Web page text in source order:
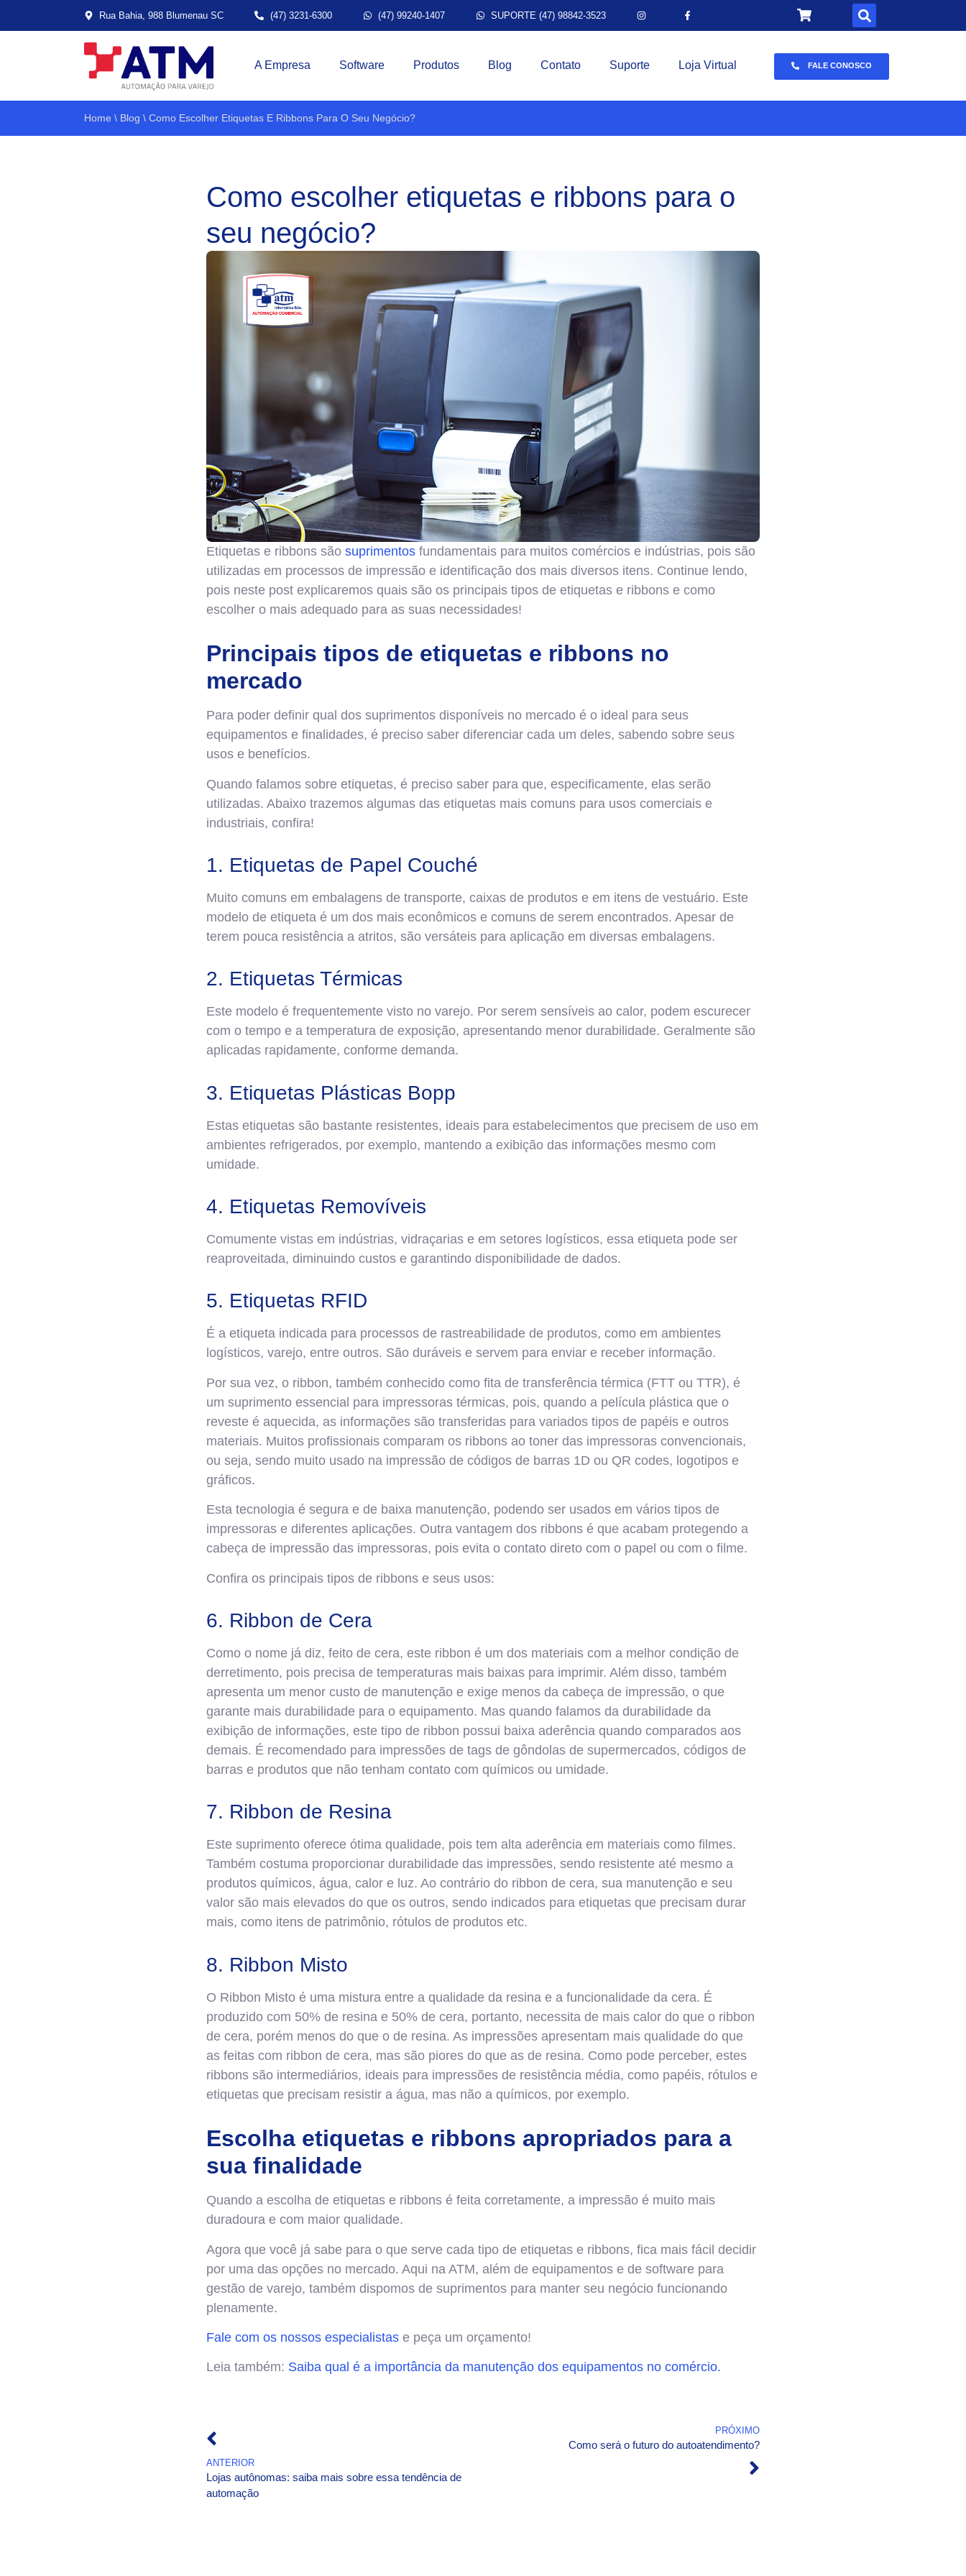
Rua Bahia, 988 Blumenau SC (47) 3231-6300 (47) 99240-1407 SUPORTE (47) 98842-3523
A Empresa Software Produtos Blog Contato Suporte Loja Virtual FALE CONOSCO
Home \ Blog \ Como Escolher Etiquetas E Ribbons Para O Seu Negócio?
Como escolher etiquetas e ribbons para o
seu negócio?
Etiquetas e ribbons são suprimentos fundamentais para muitos comércios e indústrias, pois são
utilizadas em processos de impressão e identificação dos mais diversos itens. Continue lendo,
pois neste post explicaremos quais são os principais tipos de etiquetas e ribbons e como
escolher o mais adequado para as suas necessidades!
Principais tipos de etiquetas e ribbons no
mercado
Para poder definir qual dos suprimentos disponíveis no mercado é o ideal para seus
equipamentos e finalidades, é preciso saber diferenciar cada um deles, sabendo sobre seus
usos e benefícios.
Quando falamos sobre etiquetas, é preciso saber para que, especificamente, elas serão
utilizadas. Abaixo trazemos algumas das etiquetas mais comuns para usos comerciais e
industriais, confira!
1. Etiquetas de Papel Couché
Muito comuns em embalagens de transporte, caixas de produtos e em itens de vestuário. Este
modelo de etiqueta é um dos mais econômicos e comuns de serem encontrados. Apesar de
terem pouca resistência a atritos, são versáteis para aplicação em diversas embalagens.
2. Etiquetas Térmicas
Este modelo é frequentemente visto no varejo. Por serem sensíveis ao calor, podem escurecer
com o tempo e a temperatura de exposição, apresentando menor durabilidade. Geralmente são
aplicadas rapidamente, conforme demanda.
3. Etiquetas Plásticas Bopp
Estas etiquetas são bastante resistentes, ideais para estabelecimentos que precisem de uso em
ambientes refrigerados, por exemplo, mantendo a exibição das informações mesmo com
umidade.
4. Etiquetas Removíveis
Comumente vistas em indústrias, vidraçarias e em setores logísticos, essa etiqueta pode ser
reaproveitada, diminuindo custos e garantindo disponibilidade de dados.
5. Etiquetas RFID
É a etiqueta indicada para processos de rastreabilidade de produtos, como em ambientes
logísticos, varejo, entre outros. São duráveis e servem para enviar e receber informação.
Por sua vez, o ribbon, também conhecido como fita de transferência térmica (FTT ou TTR), é
um suprimento essencial para impressoras térmicas, pois, quando a película plástica que o
reveste é aquecida, as informações são transferidas para variados tipos de papéis e outros
materiais. Muitos profissionais comparam os ribbons ao toner das impressoras convencionais,
ou seja, sendo muito usado na impressão de códigos de barras 1D ou QR codes, logotipos e
gráficos.
Esta tecnologia é segura e de baixa manutenção, podendo ser usados em vários tipos de
impressoras e diferentes aplicações. Outra vantagem dos ribbons é que acabam protegendo a
cabeça de impressão das impressoras, pois evita o contato direto com o papel ou com o filme.
Confira os principais tipos de ribbons e seus usos:
6. Ribbon de Cera
Como o nome já diz, feito de cera, este ribbon é um dos materiais com a melhor condição de
derretimento, pois precisa de temperaturas mais baixas para imprimir. Além disso, também
apresenta um menor custo de manutenção e exige menos da cabeça de impressão, o que
garante mais durabilidade para o equipamento. Mas quando falamos da durabilidade da
exibição de informações, este tipo de ribbon possui baixa aderência quando comparados aos
demais. É recomendado para impressões de tags de gôndolas de supermercados, códigos de
barras e produtos que não tenham contato com químicos ou umidade.
7. Ribbon de Resina
Este suprimento oferece ótima qualidade, pois tem alta aderência em materiais como filmes.
Também costuma proporcionar durabilidade das impressões, sendo resistente até mesmo a
produtos químicos, água, calor e luz. Ao contrário do ribbon de cera, sua manutenção e seu
valor são mais elevados do que os outros, sendo indicados para etiquetas que precisam durar
mais, como itens de patrimônio, rótulos de produtos etc.
8. Ribbon Misto
O Ribbon Misto é uma mistura entre a qualidade da resina e a funcionalidade da cera. É
produzido com 50% de resina e 50% de cera, portanto, necessita de mais calor do que o ribbon
de cera, porém menos do que o de resina. As impressões apresentam mais qualidade do que
as feitas com ribbon de cera, mas são piores do que as de resina. Como pode perceber, estes
ribbons são intermediários, ideais para impressões de resistência média, como papéis, rótulos e
etiquetas que precisam resistir a água, mas não a químicos, por exemplo.
Escolha etiquetas e ribbons apropriados para a
sua finalidade
Quando a escolha de etiquetas e ribbons é feita corretamente, a impressão é muito mais
duradoura e com maior qualidade.
Agora que você já sabe para o que serve cada tipo de etiquetas e ribbons, fica mais fácil decidir
por uma das opções no mercado. Aqui na ATM, além de equipamentos e de software para
gestão de varejo, também dispomos de suprimentos para manter seu negócio funcionando
plenamente.
Fale com os nossos especialistas e peça um orçamento!
Leia também: Saiba qual é a importância da manutenção dos equipamentos no comércio.
ANTERIOR
Lojas autônomas: saiba mais sobre essa tendência de
automação
PRÓXIMO
Como será o futuro do autoatendimento?